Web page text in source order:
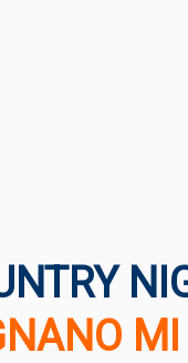
MI